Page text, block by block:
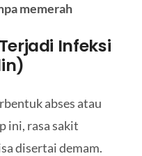
memerah
Infeksi
abses atau
ini, rasa sakit
disertai demam.